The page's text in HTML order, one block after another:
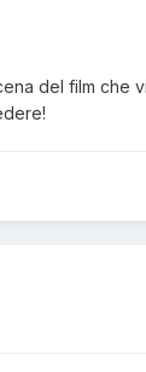
del film che